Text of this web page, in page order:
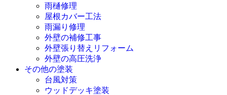
雨樋修理
屋根カバー工法
雨漏り修理
外壁の補修工事
外壁張り替えリフォーム
外壁の高圧洗浄
その他の塗装
台風対策
ウッドデッキ塗装